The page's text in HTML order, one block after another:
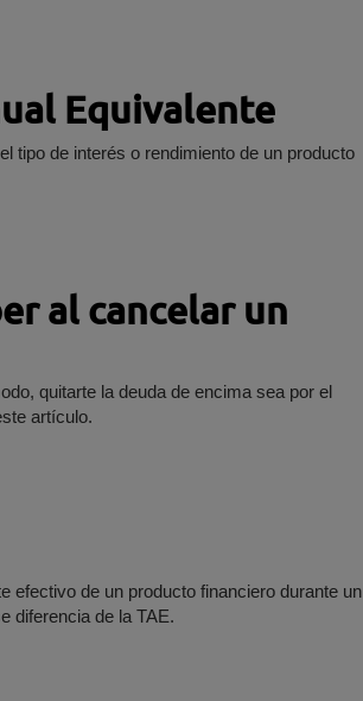
Equivalente
tipo de interés o rendimiento de un producto
al cancelar un
quitarte la deuda de encima sea por el
artículo.
efectivo de un producto financiero durante un
diferencia de la TAE.